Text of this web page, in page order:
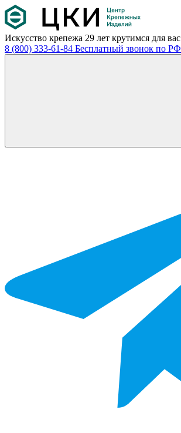
Искусство крепежа 29 лет крутимся для вас
8 (800) 333-61-84 Бесплатный звонок по РФ